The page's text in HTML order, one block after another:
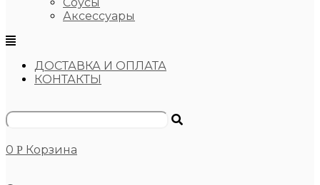
Аксессуары
ДОСТАВКА И ОПЛАТА
КОНТАКТЫ
0 Р Корзина